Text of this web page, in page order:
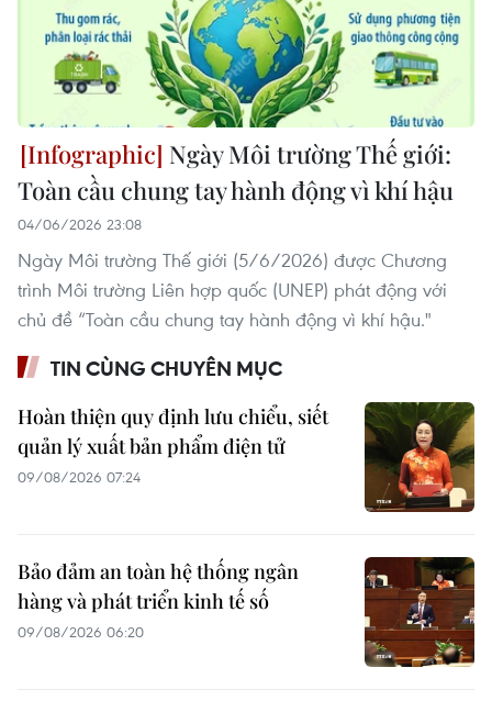
Ngày Môi trường Thế giới:
Toàn cầu chung tay hành động vì khí hậu
04/06/2026 23:08
Ngày Môi trường Thế giới (5/6/2026) được Chương
trình Môi trường Liên hợp quốc (UNEP) phát động với
chủ đề “Toàn cầu chung tay hành động vì khí hậu."
TIN CÙNG CHUYÊN MỤC
Hoàn thiện quy định lưu chiểu, siết
quản lý xuất bản phẩm điện tử
09/08/2026 07:24
Bảo đảm an toàn hệ thống ngân
hàng và phát triển kinh tế số
09/08/2026 06:20